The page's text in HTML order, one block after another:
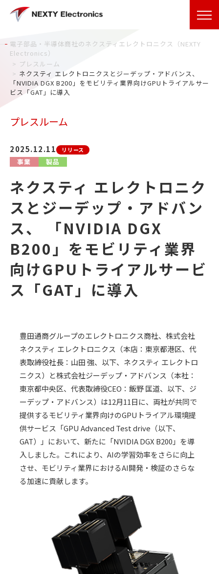
電子部品・半導体商社のネクスティエレクトロニクス（NEXTY
Electronics）
プレスルーム
ネクスティ エレクトロニクスとジーデップ・アドバンス、
「NVIDIA DGX B200」をモビリティ業界向けGPUトライアルサー
ビス「GAT」に導入
プレスルーム
2025.12.11 リリース
事業 製品
ネクスティ エレクトロニク
スとジーデップ・アドバン
ス、 「NVIDIA DGX
B200」をモビリティ業界
向けGPUトライアルサービ
ス「GAT」に導入
豊田通商グループのエレクトロニクス商社、株式会社
ネクスティ エレクトロニクス（本店：東京都港区、代
表取締役社長：山田 強、以下、ネクスティ エレクトロ
ニクス）と株式会社ジーデップ・アドバンス（本社：
東京都中央区、代表取締役CEO ：飯野 匡道、以下、ジ
ーデップ・アドバンス）は12月11日に、両社が共同で
提供するモビリティ業界向けのGPU トライアル環境提
供サービス「GPU Advanced Test drive （以下、
GAT）」において、新たに「NVIDIA DGX B200 」を導
入しました。これにより、 AIの学習効率をさらに向上
させ、モビリティ業界におけるAI開発・検証のさらな
る加速に貢献します。